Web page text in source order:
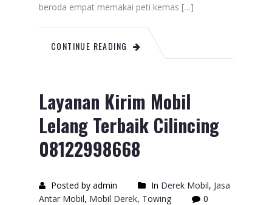
beroda empat memakai peti kemas […]
CONTINUE READING
Layanan Kirim Mobil
Lelang Terbaik Cilincing
08122998668
Posted by admin In Derek Mobil, Jasa
Antar Mobil, Mobil Derek, Towing
0